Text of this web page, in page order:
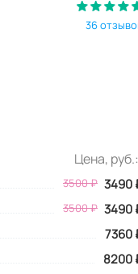
36
Цена, руб.:
3500₽ 3490
3500 ₽ 3490
7360
8200